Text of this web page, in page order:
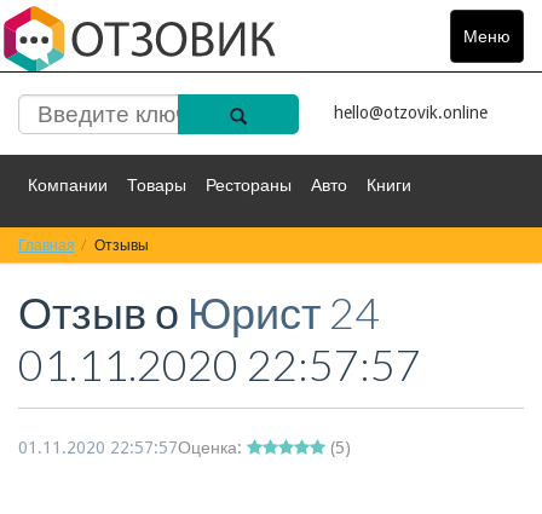
Меню
Toggle
hello@otzovik.online
Компании Товары Рестораны Авто Книги
Спорт Фильмы
Красота Здоровье Остальное
Главная Отзывы
Отзыв о Юрист 24
01.11.2020 22:57:57
01.11.2020 22:57:57Оценка: (5)